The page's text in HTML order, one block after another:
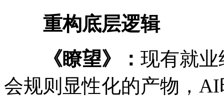
重构底层逻辑
《瞭望》： 现有就
会规则显性化的产物，